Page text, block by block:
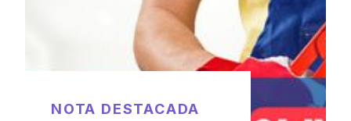
NOTA DESTACADA